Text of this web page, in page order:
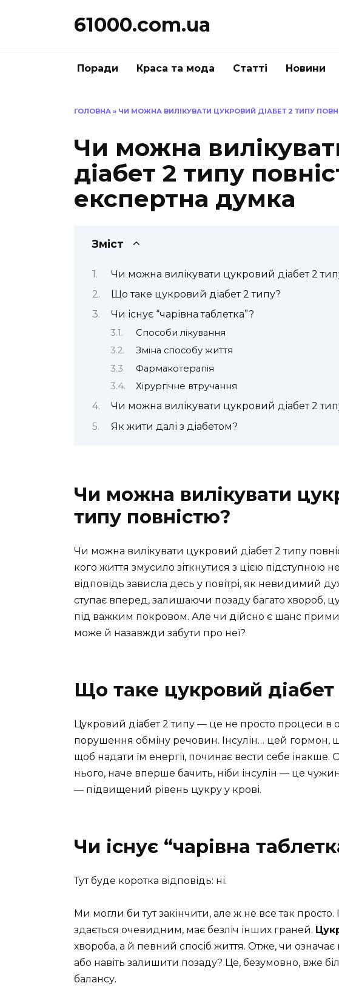
61000.com.ua
Поради Краса та мода Статті Новини
ГОЛОВНА » ЧИ МОЖНА ВИЛІКУВАТИ ЦУКРОВИЙ ДІАБЕТ 2 ТИПУ
Чи можна
діабет 2 типу
експертна думка
Зміст
Чи можна вилікувати цукровий діабет 2
Що таке цукровий діабет 2 типу?
Чи існує “чарівна таблетка”?
Способи лікування
Зміна способу життя
Фармакотерапія
Хірургічне втручання
Чи можна вилікувати цукровий діабет 2
Як жити далі з діабетом?
Чи можна вилікувати
типу повністю?
Чи можна вилікувати цукровий діабет 2 типу
кого життя змусило зіткнутися з цією підступною
відповідь зависла десь у повітрі, як невидимий
ступає вперед, залишаючи позаду багато хвороб,
під важким покровом. Але чи дійсно є шанс
може й назавжди забути про неї?
Що таке цукровий діабет
Цукровий діабет 2 типу — це не просто процеси в
порушення обміну речовин. Інсулін… цей гормон,
щоб надати їм енергії, починає вести себе інакше.
нього, наче вперше бачить, ніби інсулін — це
— підвищений рівень цукру у крові.
Чи існує “чарівна
Тут буде коротка відповідь: ні.
Ми могли би тут закінчити, але ж не все так
здається очевидним, має безліч інших граней.
хвороба, а й певний спосіб життя. Отже, чи
або навіть залишити позаду? Це, безумовно, вже
балансу.